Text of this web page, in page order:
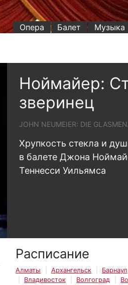
Опера Балет Музыка
Ноймайер:
зверинец
JOHN NEUMEIER: DIE
Хрупкость стекла и
в балете Джона
Теннесси Уильямса
Расписание
Алматы Архангельск Барнаул
Владивосток
Волгоград